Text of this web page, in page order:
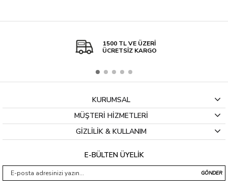
1500 TL VE ÜZERİ
ÜCRETSİZ KARGO
KURUMSAL
MÜŞTERİ HİZMETLERİ
GİZLİLİK & KULLANIM
E-BÜLTEN ÜYELİK
GÖNDER